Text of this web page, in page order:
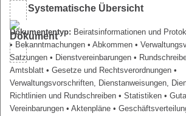
Systematische Übersicht
Dokumententyp: Beiratsinformationen und
• Bekanntmachungen • Abkommen •
Satzungen • Dienstvereinbarungen •
Amtsblatt • Gesetze und Rechtsverordnungen •
Verwaltungsvorschriften, Dienstanweisungen,
Richtlinien und Rundschreiben • Statistiken •
Vereinbarungen • Aktenpläne •